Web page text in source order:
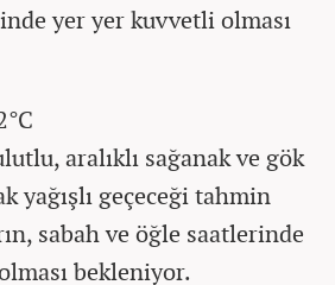
yer yer kuvvetli olması
aralıklı sağanak ve gök
yağışlı geçeceği tahmin
sabah ve öğle saatlerinde
bekleniyor.